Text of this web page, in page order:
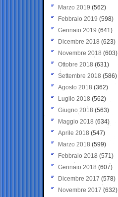
Marzo 2019 (562)
Febbraio 2019 (598)
Gennaio 2019 (641)
Dicembre 2018 (623)
Novembre 2018 (603)
Ottobre 2018 (631)
Settembre 2018 (586)
Agosto 2018 (362)
Luglio 2018 (562)
Giugno 2018 (563)
Maggio 2018 (634)
Aprile 2018 (547)
Marzo 2018 (599)
Febbraio 2018 (571)
Gennaio 2018 (607)
Dicembre 2017 (578)
Novembre 2017 (632)